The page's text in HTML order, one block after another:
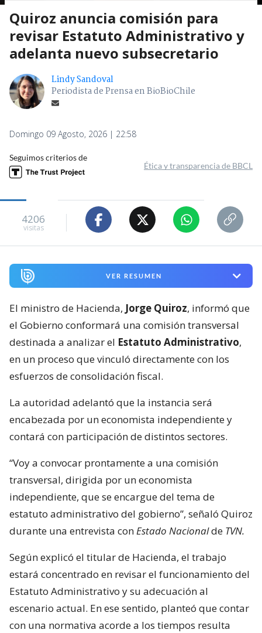
Quiroz anuncia comisión para
revisar Estatuto Administrativo y
adelanta nuevo subsecretario
Lindy Sandoval
Periodista de Prensa en BioBioChile
Domingo 09 Agosto, 2026 | 22:58
Seguimos criterios de
Ética y transparencia de BBCL
4206
visitas
VER RESUMEN
El ministro de Hacienda, Jorge Quiroz, informó que
el Gobierno conformará una comisión transversal
destinada a analizar el Estatuto Administrativo,
en un proceso que vinculó directamente con los
esfuerzos de consolidación fiscal.
La autoridad adelantó que la instancia será
encabezada por un economista independiente y
contará con participación de distintos sectores.
“Voy a convocar prontamente a una comisión
transversal, dirigida por un economista
independiente, que se encargue del tema de
estatuto administrativo del gobierno”, señaló Quiroz
durante una entrevista conEstado Nacionalde TVN.
Según explicó el titular de Hacienda, el trabajo
estará concentrado en revisar el funcionamiento del
Estatuto Administrativo y su adecuación al
escenario actual. En ese sentido, planteó que contar
con una normativa acorde a los tiempos resulta